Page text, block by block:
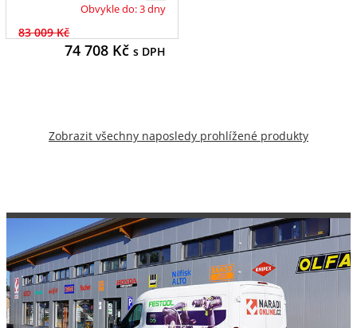
Obvykle do: 3 dny
83 009 Kč
74 708Kč s DPH
Zobrazit všechny naposledy prohlížené produkty